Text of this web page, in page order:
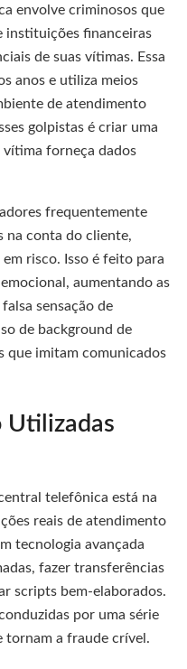
envolve criminosos que
instituições financeiras
de suas vítimas. Essa
anos e utiliza meios
de atendimento
golpistas é criar uma
vítima forneça dados
frequentemente
na conta do cliente,
risco. Isso é feito para
aumentando as
sensação de
de background de
que imitam comunicados
Utilizadas
telefônica está na
reais de atendimento
tecnologia avançada
fazer transferências
scripts bem-elaborados.
por uma série
tornam a fraude crível.